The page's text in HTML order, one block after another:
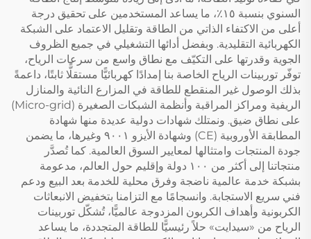
السنوي بنسبة ١٥٪، ما يساعد المستخدمين على تحقيق درجة
أعلى من الاكتفاء الذاتي من الطاقة وتقليل الاعتماد على الشبكة
الكهربائية التقليدية. وبفضل أدائها التشغيلي في جميع الظروف
الجوية وقدرتها على التكيّف مع نطاق واسع من سرعات الرياح،
توفّر توربينات الرياح الخاصة بنا إمدادًا كهربائيًّا مستقلًّا ثابتًا، داعمةً
بذلك الوصول غير المنقطع للطاقة في المزارع النائية والمنازل
الريفية ومراكز المراقبة وأنظمة الشبكات الصغيرة (Micro-grid)
على نطاق ضيق. ونمتلك شهادات دولية عديدة منها شهادة
المطابقة الأوروبية (CE) وشهادة الأيزو ٩٠٠١ وغيرها، ما يضمن
جودة المنتجات وامتثالها لمعايير السوق العالمية. كما تُصدَّر
منتجاتنا إلى أكثر من ١٠٠ دولة وإقليم حول العالم، مدعومة
بشبكة خدمة عالمية ناضجة وفرق محلية للخدمة بعد البيع ودعم
فني سريع الاستجابة. وانسجامًا مع التزامنا بتخفيض الانبعاثات
الكربونية وأهداف الكربون المزدوجة عالميًّا، تُشكّل توربينات
الرياح من «سيدايت» حلاً رئيسيًّا للطاقة المتجددة، ما يساعد